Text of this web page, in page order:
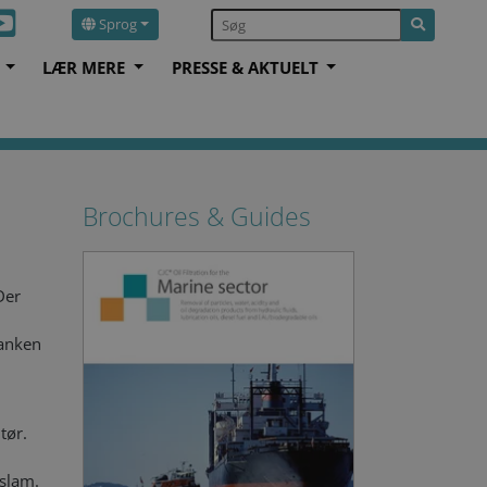
Sprog
LÆR MERE
PRESSE & AKTUELT
Brochures & Guides